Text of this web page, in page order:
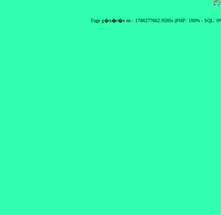
Page g�n�r�e en : 1786277662.9595s (PHP: 100% - SQL: